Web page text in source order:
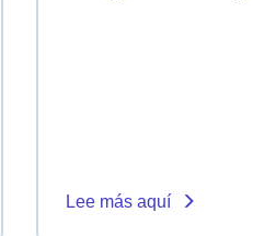
Lee más aquí